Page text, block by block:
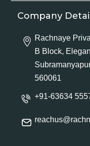
Company
Rachnaye
B Block,
560061
+91-63634